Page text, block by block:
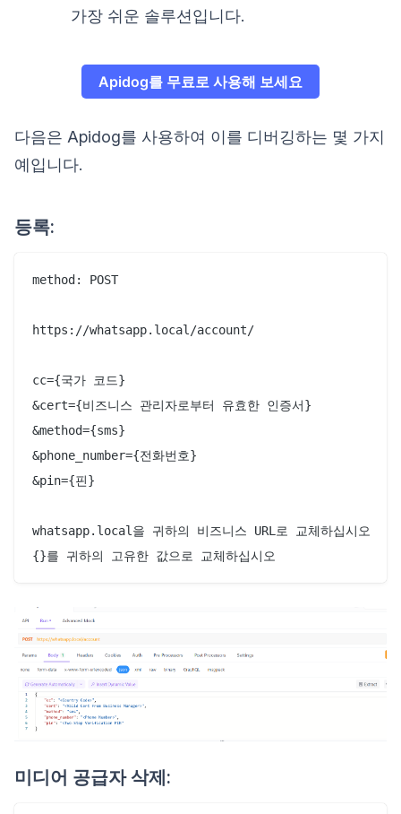
가장 쉬운 솔루션입니다.
Apidog를 무료로 사용해 보세요
다음은 Apidog를 사용하여 이를 디버깅하는 몇 가지
예입니다.
등록:
method: POST
https://whatsapp.local/account/
cc={국가 코드}
&cert={비즈니스 관리자로부터 유효한 인증서}
&method={sms}
&phone_number={전화번호}
&pin={핀}
whatsapp.local을 귀하의 비즈니스 URL로 교체하십시오
{}를 귀하의 고유한 값으로 교체하십시오
미디어 공급자 삭제: